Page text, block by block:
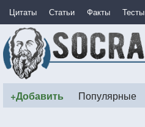
Цитаты Статьи Факты Тесты
+Добавить Популярные